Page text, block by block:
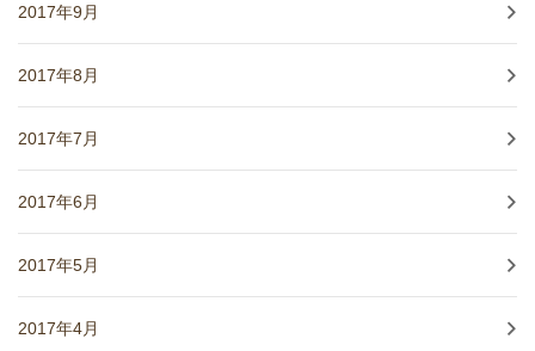
2017年9月
2017年8月
2017年7月
2017年6月
2017年5月
2017年4月